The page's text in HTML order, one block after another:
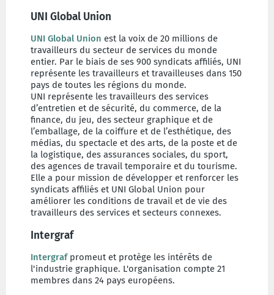
UNI Global Union
UNI Global Union est la voix de 20 millions de
travailleurs du secteur de services du monde
entier. Par le biais de ses 900 syndicats affiliés, UNI
représente les travailleurs et travailleuses dans 150
pays de toutes les régions du monde.
UNI représente les travailleurs des services
d’entretien et de sécurité, du commerce, de la
finance, du jeu, des secteur graphique et de
l’emballage, de la coiffure et de l’esthétique, des
médias, du spectacle et des arts, de la poste et de
la logistique, des assurances sociales, du sport,
des agences de travail temporaire et du tourisme.
Elle a pour mission de développer et renforcer les
syndicats affiliés et UNI Global Union pour
améliorer les conditions de travail et de vie des
travailleurs des services et secteurs connexes.
Intergraf
Intergrafpromeut et protège les intérêts de
l'industrie graphique. L'organisation compte 21
membres dans 24 pays européens.